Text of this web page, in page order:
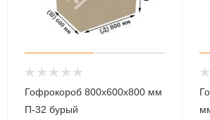
Гофрокороб 800х600х800 мм
П-32 бурый